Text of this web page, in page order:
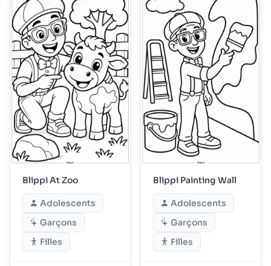
Blippi At Zoo
Adolescents
Garçons
Filles
Blippi Painting Wall
Adolescents
Garçons
Filles